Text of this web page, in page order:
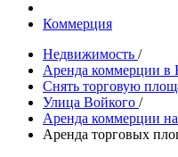
Коммерция
Недвижимость /
Аренда коммерции в
Снять торговую
Улица Войкого /
Аренда коммерции
Аренда торговых